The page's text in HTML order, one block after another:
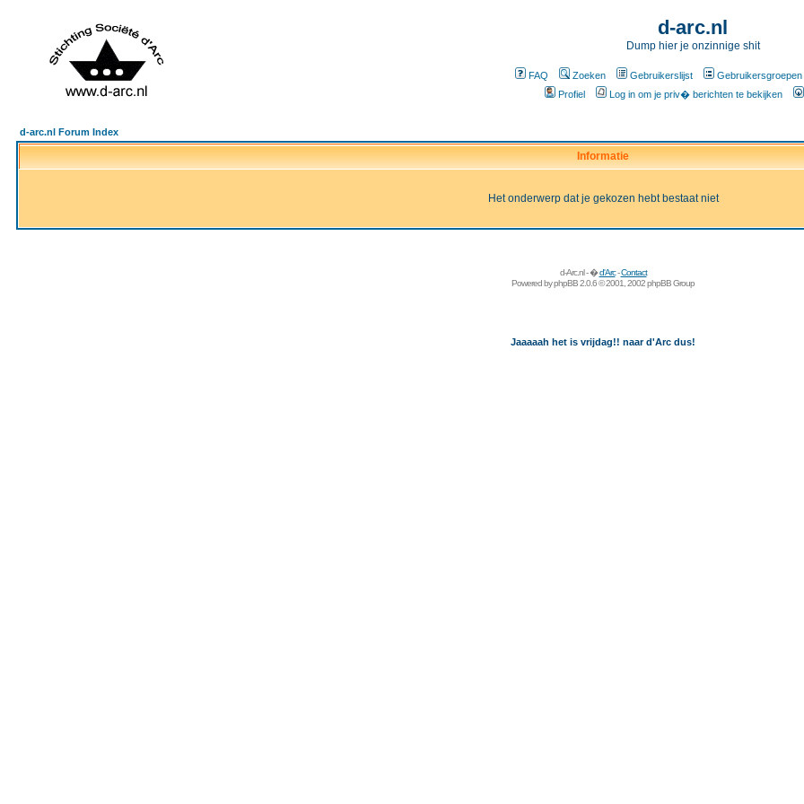
d-arc.nl
Dump hier je onzinnige shit
FAQ Zoeken Gebruikerslijst Gebruikersgroepen
Profiel
Log in om je priv� berichten te bekijken
d-arc.nl Forum Index
Informatie
Het onderwerp dat je gekozen hebt bestaat niet
d-Arc.nl - �d'Arc-Contact
Powered byphpBB2.0.6 © 2001, 2002 phpBB Group
Jaaaaah het is vrijdag!! naar d'Arc dus!